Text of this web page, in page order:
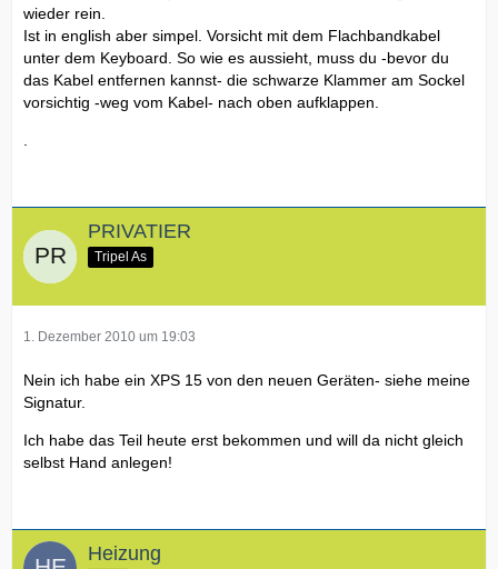
wieder rein.
Ist in english aber simpel. Vorsicht mit dem Flachbandkabel
unter dem Keyboard. So wie es aussieht, muss du -bevor du
das Kabel entfernen kannst- die schwarze Klammer am Sockel
vorsichtig -weg vom Kabel- nach oben aufklappen.
.
PRIVATIER
Tripel As
1. Dezember 2010 um 19:03
Nein ich habe ein XPS 15 von den neuen Geräten- siehe meine
Signatur.
Ich habe das Teil heute erst bekommen und will da nicht gleich
selbst Hand anlegen!
Heizung